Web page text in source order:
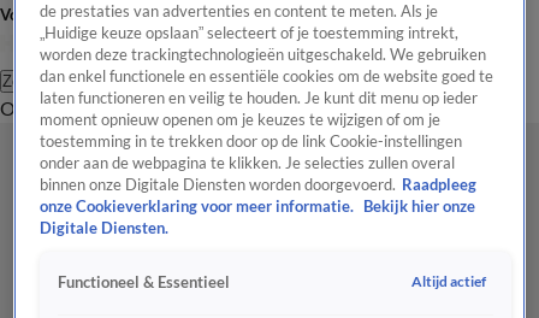
Volg Hart van Nederland
Zoeken
OverzichtRegioUitzendingenWeerTip de redactiePanelVideo's
de prestaties van advertenties en content te meten. Als je
„Huidige keuze opslaan” selecteert of je toestemming intrekt,
worden deze trackingtechnologieën uitgeschakeld. We gebruiken
dan enkel functionele en essentiële cookies om de website goed te
laten functioneren en veilig te houden. Je kunt dit menu op ieder
moment opnieuw openen om je keuzes te wijzigen of om je
toestemming in te trekken door op de link Cookie-instellingen
onder aan de webpagina te klikken. Je selecties zullen overal
binnen onze Digitale Diensten worden doorgevoerd. Raadpleeg
onze Cookieverklaring voor meer informatie.
Bekijk hier onze
Digitale Diensten.
Functioneel & Essentieel Altijd actief